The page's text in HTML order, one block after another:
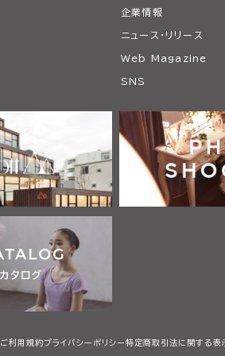
企業情報
ニュース・リリース
Web Magazine
SNS
ご利用規約プライバシーポリシー特定商取引法に関する表